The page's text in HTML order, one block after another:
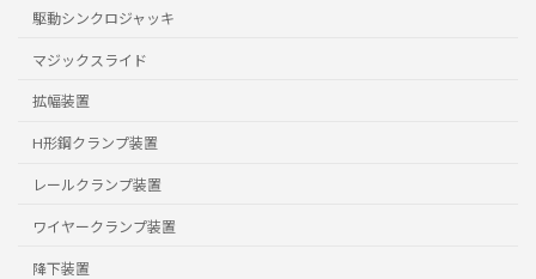
駆動シンクロジャッキ
マジックスライド
拡幅装置
H形鋼クランプ装置
レールクランプ装置
ワイヤークランプ装置
降下装置